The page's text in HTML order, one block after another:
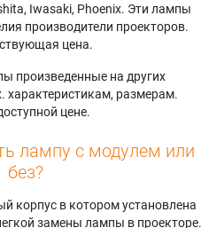
Iwasaki, Phoenix. Эти лампы
производители проекторов.
цена.
произведенные на других
характеристикам, размерам.
цене.
лампу с модулем или
без?
корпус в котором установлена
замены лампы в проекторе.